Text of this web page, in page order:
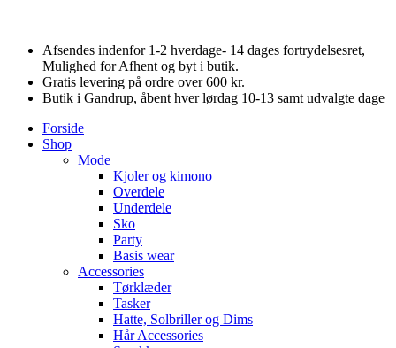
Afsendes indenfor 1-2 hverdage- 14 dages fortrydelsesret,
Mulighed for Afhent og byt i butik.
Gratis levering på ordre over 600 kr.
Butik i Gandrup, åbent hver lørdag 10-13 samt udvalgte dage
Forside
Shop
Mode
Kjoler og kimono
Overdele
Underdele
Sko
Party
Basis wear
Accessories
Tørklæder
Tasker
Hatte, Solbriller og Dims
Hår Accessories